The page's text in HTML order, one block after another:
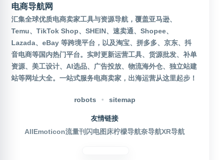
电商导航网
汇集全球优质电商卖家工具与资源导航，覆盖亚马逊、
Temu、TikTok Shop、SHEIN、速卖通、Shopee、
Lazada、eBay 等跨境平台，以及淘宝、拼多多、京东、抖
音电商等国内热门平台。实时更新运营工具、货源批发、补单
资源、美工设计、AI选品、广告投放、物流海外仓、独立站建
站等网址大全。一站式服务电商卖家，出海运营从这里起步！
robots sitemap
友情链接
AllEmoticon流量刊 闪电图床柠檬导航奈导航XR导航